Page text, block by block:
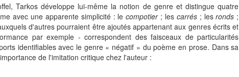
Tarkos développe lui-même la notion de genre et distingue quatre
avec une apparente simplicité : lecompotier ; les carrés; lesronds ;
d'autres pourraient être ajoutés appartenant aux genres écrits et
par exemple - correspondent des faisceaux de particularités
identifiables avec le genre « négatif » du poème en prose. Dans sa
de l'imitation critique chez l'auteur :